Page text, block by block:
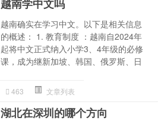
越南学中文吗
越南确实在学习中文。以下是相关信息
的概述： 1. 教育制度 ：越南自2024年
起将中文正式纳入小学3、4年级的必修
课，成为继新加坡、韩国、俄罗斯、日
463 文章列表
湖北在深圳的哪个方向